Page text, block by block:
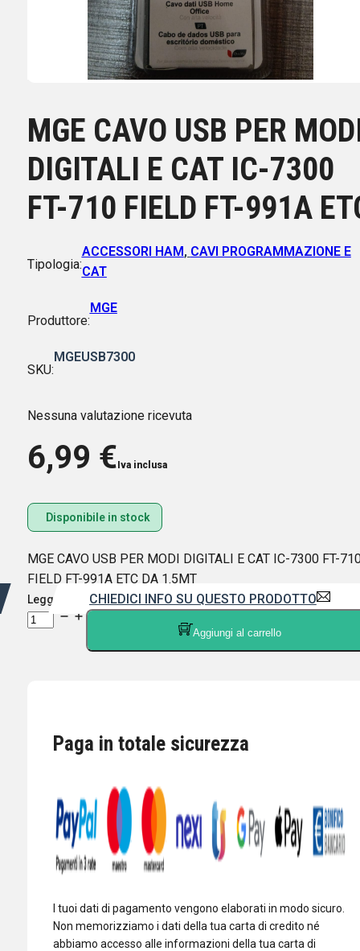
MGE CAVO USB PER
DIGITALI E CAT IC-7300
FT-710 FIELD FT-991A
Tipologia:
ACCESSORI HAM, CAVI PROGRAMMAZIONE E
CAT
Produttore:
MGE
SKU:
MGEUSB7300
Nessuna valutazione ricevuta
6,99 € Iva inclusa
Disponibile in stock
MGE CAVO USB PER MODI DIGITALI E CAT IC-7300 FT-
FIELD FT-991A ETC DA 1.5MT
Leggi di più CHIEDICI INFO SU QUESTO PRODOTTO
MGE
FIELD
991A
quantità
Aggiungi al carrello
Paga in totale sicurezza
I tuoi dati di pagamento vengono elaborati in modo sicuro.
Non memorizziamo i dati della tua carta di credito né
abbiamo accesso alle informazioni della tua carta di